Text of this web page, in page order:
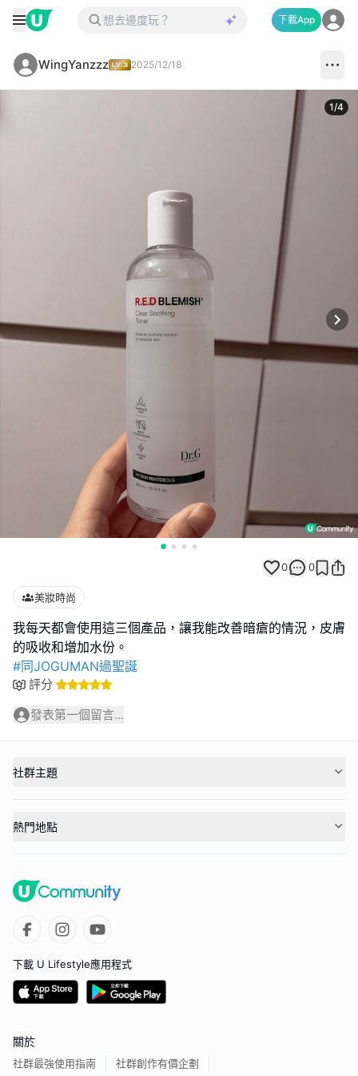
下載App
WingYanzzz 2025/12/18
1/4
0 0
美妝時尚
我每天都會使用這三個產品，讓我能改善暗瘡的情況，皮膚
#同JOGUMAN過聖誕
評分
發表第一個留言...
社群主題
熱門地點
下載 U Lifestyle應用程式
關於
社群最強使用指南 社群創作有價企劃